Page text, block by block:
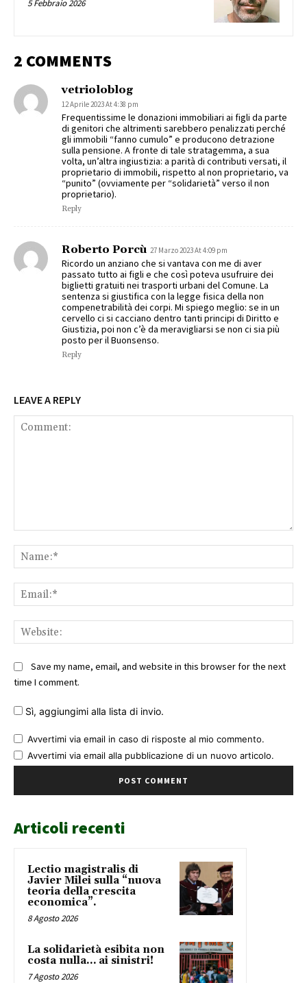
5 Febbraio 2026
2 COMMENTS
vetrioloblog
12 Aprile 2023 At 4:38 pm
Frequentissime le donazioni immobiliari ai figli da parte
di genitori che altrimenti sarebbero penalizzati perché
gli immobili “fanno cumulo” e producono detrazione
sulla pensione. A fronte di tale stratagemma, a sua
volta, un’altra ingiustizia: a parità di contributi versati, il
proprietario di immobili, rispetto al non proprietario, va
“punito” (ovviamente per “solidarietà” verso il non
proprietario).
Reply
Roberto Porcù 27 Marzo 2023 At 4:09 pm
Ricordo un anziano che si vantava con me di aver
passato tutto ai figli e che così poteva usufruire dei
biglietti gratuiti nei trasporti urbani del Comune. La
sentenza si giustifica con la legge fisica della non
compenetrabilità dei corpi. Mi spiego meglio: se in un
cervello ci si cacciano dentro tanti principi di Diritto e
Giustizia, poi non c’è da meravigliarsi se non ci sia più
posto per il Buonsenso.
Reply
LEAVE A REPLY
Save my name, email, and website in this browser for the next
time I comment.
Sì, aggiungimi alla lista di invio.
Avvertimi via email in caso di risposte al mio commento.
Avvertimi via email alla pubblicazione di un nuovo articolo.
Articoli recenti
Lectio magistralis di
Javier Milei sulla “nuova
teoria della crescita
economica”.
8 Agosto 2026
La solidarietà esibita non
costa nulla… ai sinistri!
7 Agosto 2026